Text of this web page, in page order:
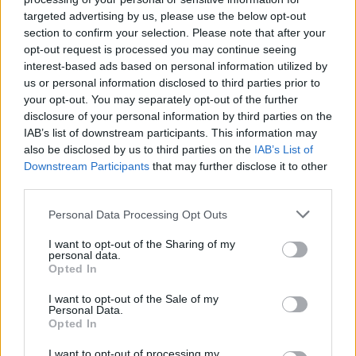
targeted advertising by us, please use the below opt-out
section to confirm your selection. Please note that after your
opt-out request is processed you may continue seeing
interest-based ads based on personal information utilized by
us or personal information disclosed to third parties prior to
your opt-out. You may separately opt-out of the further
disclosure of your personal information by third parties on the
IAB’s list of downstream participants. This information may
also be disclosed by us to third parties on the IAB’s List of
Downstream Participants that may further disclose it to other
Please note that this website/app uses one or more Google
not limited to your visit or usage behaviour. You may click to
grant or deny consent to Google and its third-party tags to
use your data for below specified purposes in below Google
consent section.
Personal Data Processing Opt Outs
I want to opt-out of the Sharing of my
personal data.
Opted In
I want to opt-out of the Sale of my
Personal Data.
Opted In
kellene állítsák az amerikai zsidóságot. Egy
májusi Pew Research felmérés szerint
azonban a zsidók 42% úgy gondolja, hogy
Trump „túlságosan támogatja Izraelt a
palesztinokkal szemben.”